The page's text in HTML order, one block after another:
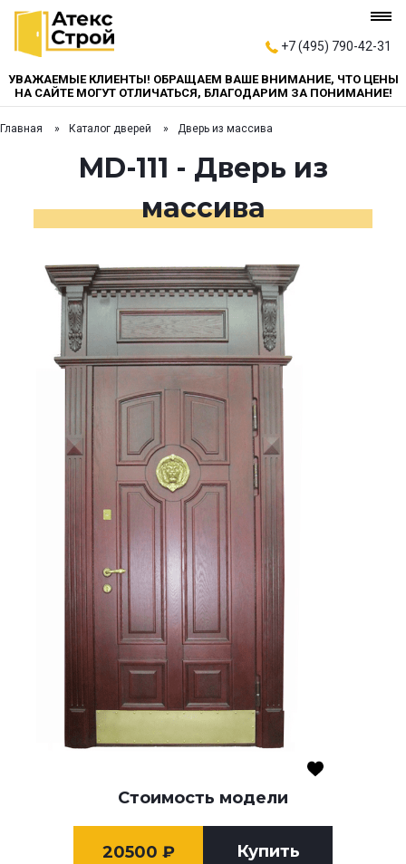
+7 (495) 790-42-31
УВАЖАЕМЫЕ КЛИЕНТЫ! ОБРАЩАЕМ ВАШЕ ВНИМАНИЕ, ЧТО ЦЕНЫ
НА САЙТЕ МОГУТ ОТЛИЧАТЬСЯ, БЛАГОДАРИМ ЗА ПОНИМАНИЕ!
Главная Каталог дверей Дверь из массива
MD-111 - Дверь из
массива
Стоимость модели
20500 ₽ Купить